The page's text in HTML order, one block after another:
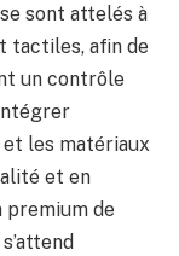
sont attelés à
tactiles, afin de
un contrôle
les matériaux
et en
premium de